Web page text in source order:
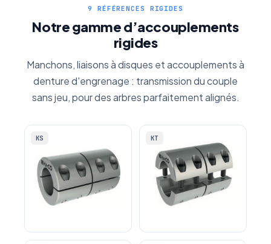
9 RÉFÉRENCES RIGIDES
Notre gamme d’accouplements
rigides
Manchons, liaisons à disques et accouplements à
denture d'engrenage : transmission du couple
sans jeu, pour des arbres parfaitement alignés.
KS KT